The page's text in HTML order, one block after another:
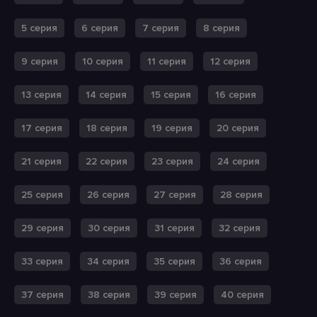
5 серия 6 серия 7 серия 8 серия
9 серия 10 серия 11 серия 12 серия
13 серия 14 серия 15 серия 16 серия
17 серия 18 серия 19 серия 20 серия
21 серия 22 серия 23 серия 24 серия
25 серия 26 серия 27 серия 28 серия
29 серия 30 серия 31 серия 32 серия
33 серия 34 серия 35 серия 36 серия
37 серия 38 серия 39 серия 40 серия